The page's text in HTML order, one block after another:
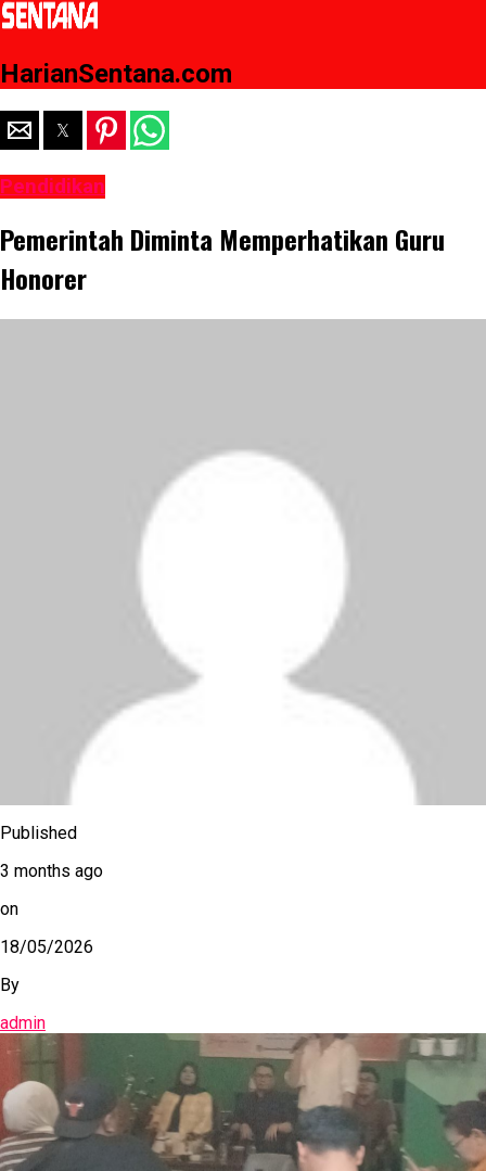
HarianSentana.com
Pendidikan
Pemerintah Diminta Memperhatikan Guru
Honorer
Published
3 months ago
on
18/05/2026
By
admin